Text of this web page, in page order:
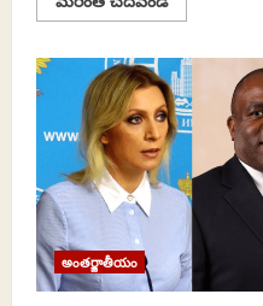
more
వైమానిక
దాడులలో
పాకిస్తాన్‌లో
31
మంది
మృతి:
ప్రతి
రక్తపు
బొట్టుకూ
ప్రతీకారం
తీర్చుకుంటామని
ప్రతినబూనిన
పాకిస్తాన్
ప్రధాని
అంతర్జాతీయం